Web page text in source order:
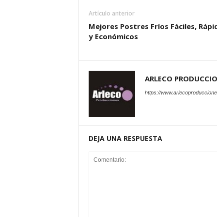
Artículo anterior
Mejores Postres Fríos Fáciles,
y Económicos
ARLECO
https://
DEJA UNA RESPUESTA